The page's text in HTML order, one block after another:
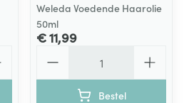
Weleda Voedende Haarolie
50ml
€ 11,99
Bestel